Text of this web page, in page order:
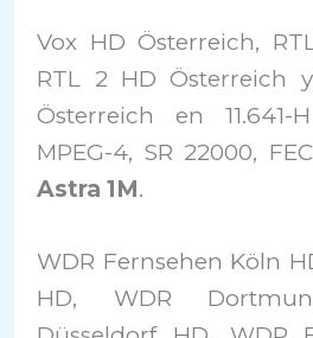
Vox HD Österreich,
RTL 2 HD Österreich
Österreich en 11.641-
MPEG-4, SR 22000,
Astra 1M.
WDR Fernsehen Köln
HD, WDR